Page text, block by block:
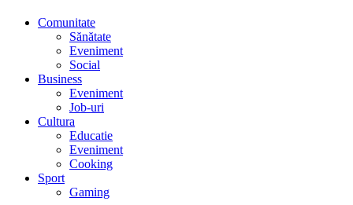
Comunitate
Sănătate
Eveniment
Social
Business
Eveniment
Job-uri
Cultura
Educatie
Eveniment
Cooking
Sport
Gaming